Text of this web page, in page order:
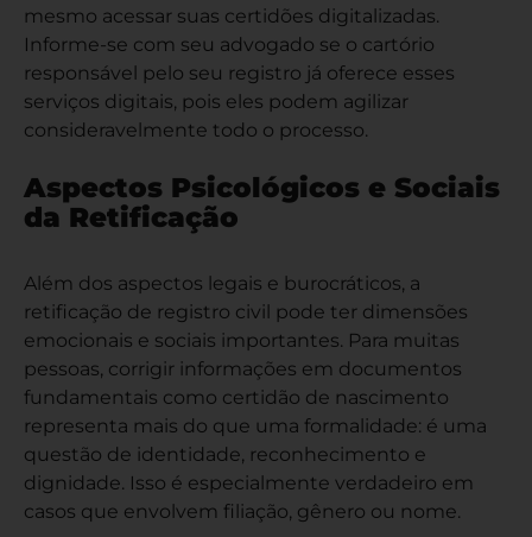
mesmo acessar suas certidões digitalizadas.
Informe-se com seu advogado se o cartório
responsável pelo seu registro já oferece esses
serviços digitais, pois eles podem agilizar
consideravelmente todo o processo.
Aspectos Psicológicos e Sociais
da Retificação
Além dos aspectos legais e burocráticos, a
retificação de registro civil pode ter dimensões
emocionais e sociais importantes. Para muitas
pessoas, corrigir informações em documentos
fundamentais como certidão de nascimento
representa mais do que uma formalidade: é uma
questão de identidade, reconhecimento e
dignidade. Isso é especialmente verdadeiro em
casos que envolvem filiação, gênero ou nome.